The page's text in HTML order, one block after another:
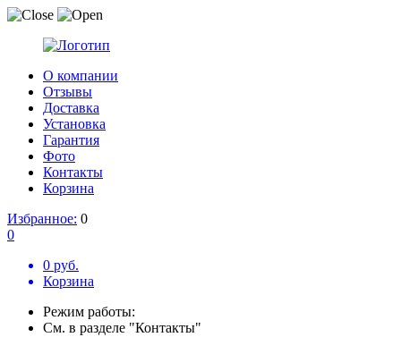
О компании
Отзывы
Доставка
Установка
Гарантия
Фото
Контакты
Корзина
Избранное: 0
0
0 руб.
Корзина
Режим работы:
См. в разделе "Контакты"